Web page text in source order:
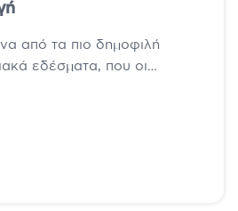
από τα πιο δημοφιλή
εδέσματα, που οι